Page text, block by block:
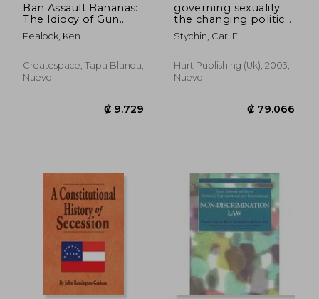
Ban Assault Bananas:
The Idiocy of Gun
Control Laws (en
Inglés)
Pealock, Ken
Createspace, Tapa Blanda,
Nuevo
governing sexuality:
the changing politics
of citizenship and law
reform (en Inglés)
Stychin, Carl F.
Hart Publishing (uk), 2003,
Nuevo